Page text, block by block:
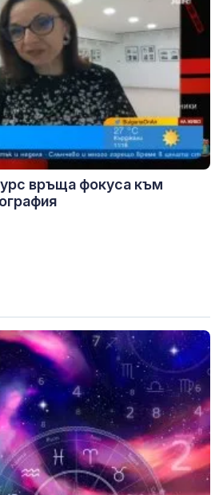
връща фокуса към